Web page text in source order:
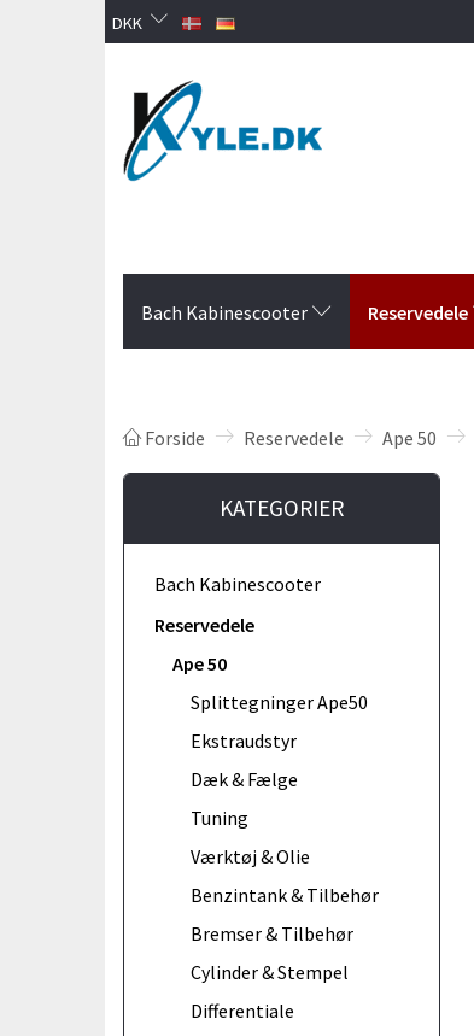
DKK
Bach Kabinescooter Reservedele
Forside Reservedele Ape 50
KATEGORIER
Bach Kabinescooter
Reservedele
Ape 50
Splittegninger Ape50
Ekstraudstyr
Dæk & Fælge
Tuning
Værktøj & Olie
Benzintank & Tilbehør
Bremser & Tilbehør
Cylinder & Stempel
Differentiale